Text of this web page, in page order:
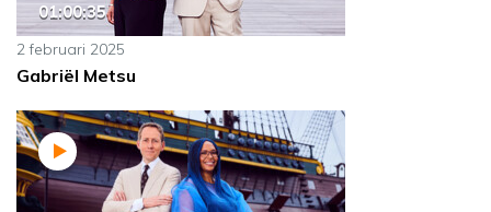
01:00:35
2 februari 2025
Gabriël Metsu